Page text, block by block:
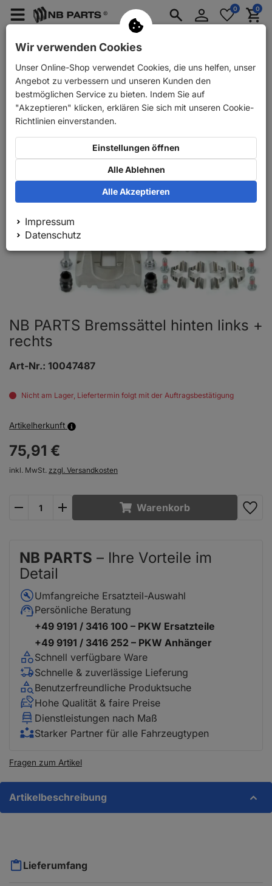
Menü
PKW Anhänger Ersatzteile
AnmeldenMerkzettel
aufklappen
0 0
Zurück PKW Ersatzteile NB PARTS Bremssättel hinten links +
NB PARTS Bremssättel hinten links +
rechts
Art-Nr.: 10047487
Nicht am Lager, Liefertermin folgt mit der Auftragsbestätigung
Artikelherkunft
75,91 €
inkl. MwSt. zzgl. Versandkosten
Warenkorb
NB PARTS – Ihre Vorteile im
Detail
Umfangreiche Ersatzteil-Auswahl
Persönliche Beratung
+49 9191 / 3416 100 – PKW Ersatzteile
+49 9191 / 3416 252 – PKW Anhänger
Schnell verfügbare Ware
Schnelle & zuverlässige Lieferung
Benutzerfreundliche Produktsuche
Hohe Qualität & faire Preise
Dienstleistungen nach Maß
Starker Partner für alle Fahrzeugtypen
Fragen zum Artikel
Artikelbeschreibung
Lieferumfang
Wir verwenden Cookies
Unser Online-Shop verwendet Cookies, die uns helfen, unser
Angebot zu verbessern und unseren Kunden den
bestmöglichen Service zu bieten. Indem Sie auf
"Akzeptieren" klicken, erklären Sie sich mit unseren Cookie-
Richtlinien einverstanden.
Einstellungen öffnen
Alle Ablehnen
Alle Akzeptieren
Impressum
Datenschutz